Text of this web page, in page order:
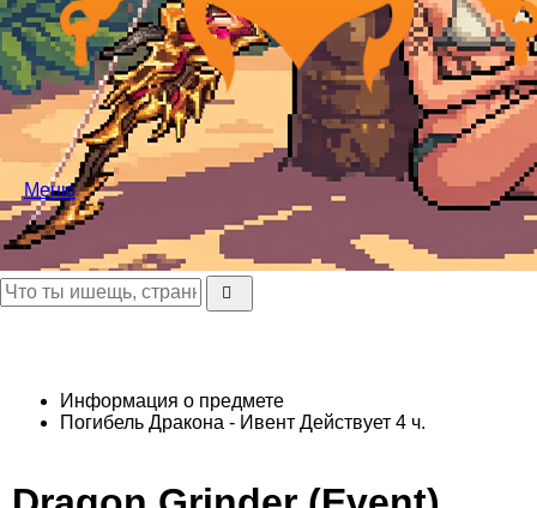
Меню
Информация о предмете
Погибель Дракона - Ивент Действует 4 ч.